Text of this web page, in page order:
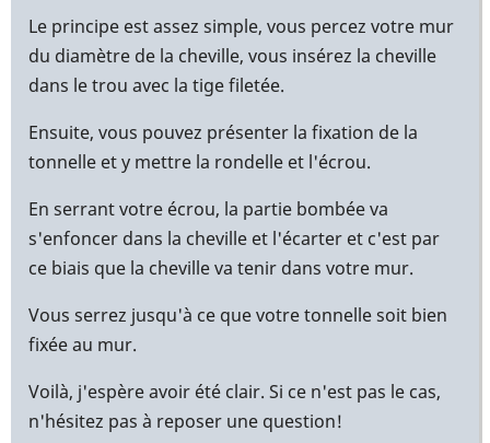
(non
vérifié)
Le principe est assez simple, vous percez votre mur
du diamètre de la cheville, vous insérez la cheville
dans le trou avec la tige filetée.
Ensuite, vous pouvez présenter la fixation de la
tonnelle et y mettre la rondelle et l'écrou.
En serrant votre écrou, la partie bombée va
s'enfoncer dans la cheville et l'écarter et c'est par
ce biais que la cheville va tenir dans votre mur.
Vous serrez jusqu'à ce que votre tonnelle soit bien
fixée au mur.
Voilà, j'espère avoir été clair. Si ce n'est pas le cas,
n'hésitez pas à reposer une question!